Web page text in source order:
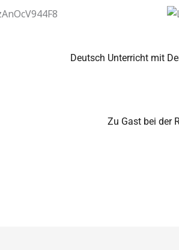
Deutsch Unterricht mit
Zu Gast bei der